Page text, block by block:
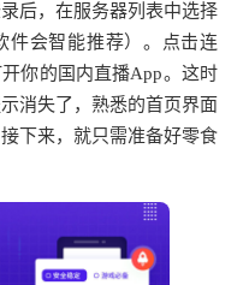
后，在服务器列表中选择
件会智能推荐）。点击连
你的国内直播App。这时
消失了，熟悉的首页界面
下来，就只需准备好零食